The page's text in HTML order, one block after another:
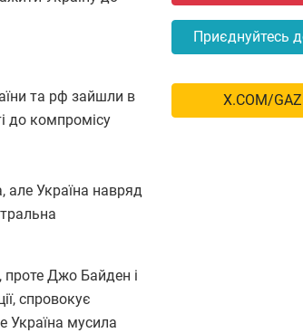
та рф зайшли в
до компромісу
але Україна навряд
проте Джо Байден і
спровокує
Україна мусила
Приєднуйтесь
X.COM/